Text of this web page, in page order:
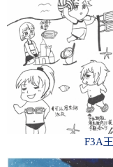
F3A